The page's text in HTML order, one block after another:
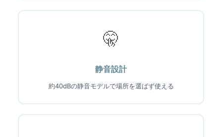
🤫
静音設計
約40dBの静音モデルで場所を選ばず使える